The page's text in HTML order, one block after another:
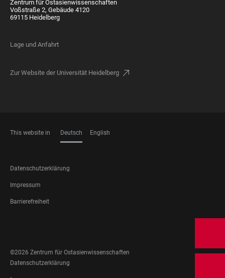
Zentrum für Ostasienwissenschaften
Voßstraße 2, Gebäude 4120
69115 Heidelberg
Lage und Anfahrt
Zur Website der Universität Heidelberg
This website in Deutsch English
FOOTER
LEGAL
Datenschutzerklärung
Impressum
Barrierefreiheit
MEDIA
©2026 Zentrum für Ostasienwissenschaften
FOOTER
LEGAL
Datenschutzerklärung